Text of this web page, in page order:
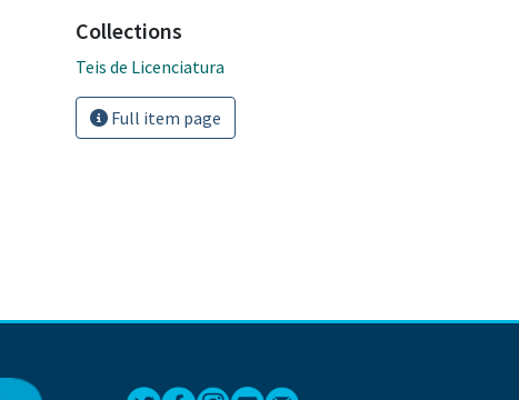
Collections
Teis de Licenciatura
Full item page